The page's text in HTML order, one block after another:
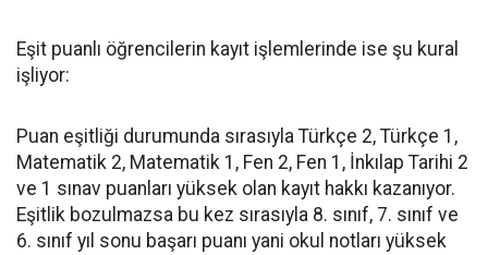
Eşit puanlı öğrencilerin kayıt işlemlerinde ise şu kural
işliyor:
Puan eşitliği durumunda sırasıyla Türkçe 2, Türkçe 1,
Matematik 2, Matematik 1, Fen 2, Fen 1, İnkılap Tarihi 2
ve 1 sınav puanları yüksek olan kayıt hakkı kazanıyor.
Eşitlik bozulmazsa bu kez sırasıyla 8. sınıf, 7. sınıf ve
6. sınıf yıl sonu başarı puanı yani okul notları yüksek